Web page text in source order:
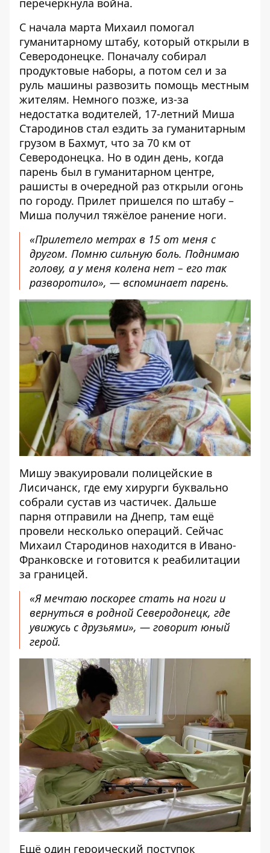
перечеркнула война.
С начала марта Михаил помогал
гуманитарному штабу, который открыли в
Северодонецке. Поначалу собирал
продуктовые наборы, а потом сел и за
руль машины развозить помощь местным
жителям. Немного позже, из-за
недостатка водителей, 17-летний Миша
Стародинов стал ездить за гуманитарным
грузом в Бахмут, что за 70 км от
Северодонецка. Но в один день, когда
парень был в гуманитарном центре,
рашисты в очередной раз открыли огонь
по городу. Прилет пришелся по штабу –
Миша получил тяжёлое ранение ноги.
«Прилетело метрах в 15 от меня с
другом. Помню сильную боль. Поднимаю
голову, а у меня колена нет – его так
разворотило», — вспоминает парень.
Мишу эвакуировали полицейские в
Лисичанск, где ему хирурги буквально
собрали сустав из частичек. Дальше
парня отправили на Днепр, там ещё
провели несколько операций. Сейчас
Михаил Стародинов находится в Ивано-
Франковске и готовится к реабилитации
за границей.
«Я мечтаю поскорее стать на ноги и
вернуться в родной Северодонецк, где
увижусь с друзьями», — говорит юный
герой.
Ещё один героический поступок